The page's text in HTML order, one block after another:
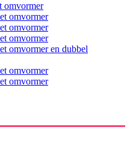
omvormer
omvormer
omvormer
omvormer
omvormer en dubbel
omvormer
omvormer